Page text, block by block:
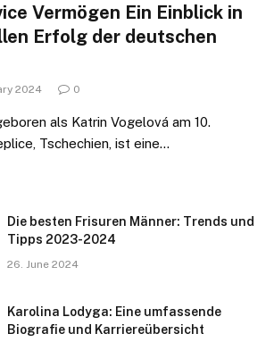
Vermögen Ein Einblick in
Erfolg der deutschen
2024 0
als Katrin Vogelová am 10.
Tschechien, ist eine…
Die besten Frisuren Männer: Trends und
Tipps 2023-2024
26. June 2024
Karolina Lodyga: Eine umfassende
Biografie und Karriereübersicht